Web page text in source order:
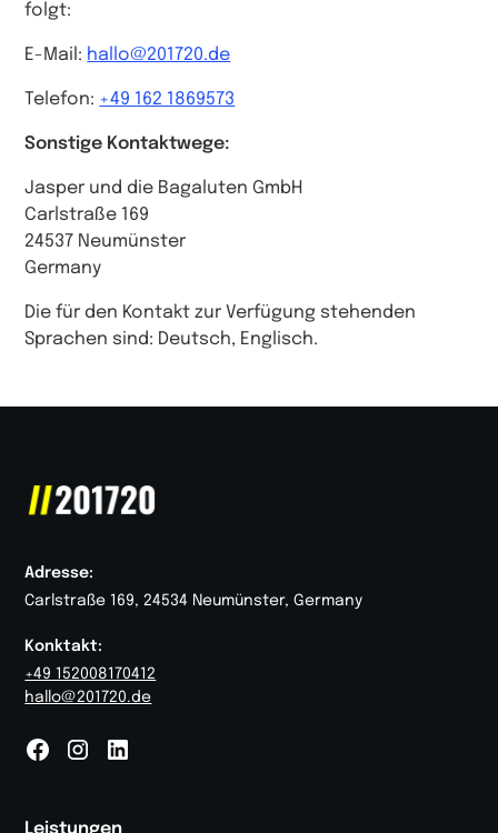
folgt:
E-Mail: hallo@201720.de
Telefon: +49 162 1869573
Sonstige Kontaktwege:
Jasper und die Bagaluten GmbH
Carlstraße 169
24537 Neumünster
Germany
Die für den Kontakt zur Verfügung stehenden
Sprachen sind: Deutsch, Englisch.
Adresse:
Carlstraße 169, 24534 Neumünster, Germany
Konktakt:
+49 152008170412
hallo@201720.de
Leistungen